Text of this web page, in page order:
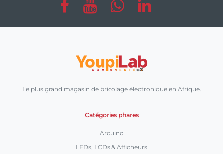
Le plus grand magasin de bricolage électronique en Afrique.
Catégories phares
Arduino
LEDs, LCDs & Afficheurs